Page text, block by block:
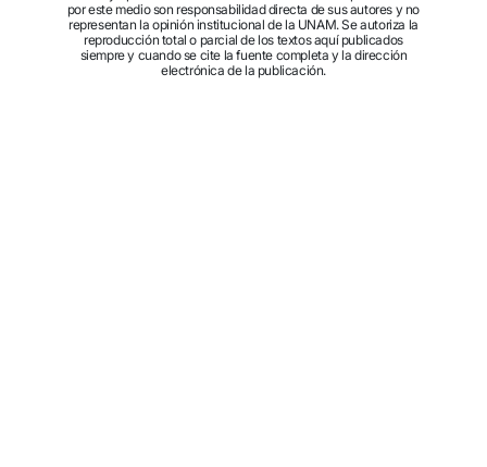
por este medio son responsabilidad directa de sus autores y no
representan la opinión institucional de la UNAM. Se autoriza la
reproducción total o parcial de los textos aquí publicados
siempre y cuando se cite la fuente completa y la dirección
electrónica de la publicación.